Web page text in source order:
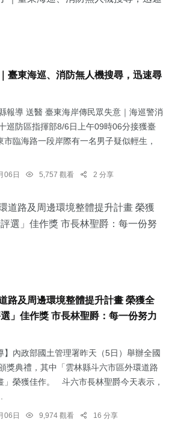
臺東海巡、消防無人機搜尋，迅速尋
報導 送醫 臺東海岸傳民眾失意｜海巡警消
巡防區指揮部8/6日上午09時06分接獲臺
臨海路一段岸際有一名男子疑似輕生，
06日 5,757 觀看 2 分享
路及周邊環境整體提升計畫 榮獲全
」佳作獎 市長林聖爵：每一份努力
】內政部國土管理署昨天（5日）舉辦全國
獎典禮，其中「雲林縣斗六市區外環道路
」榮獲佳作。 斗六市長林聖爵今天表示，
06日 9,974 觀看 16 分享